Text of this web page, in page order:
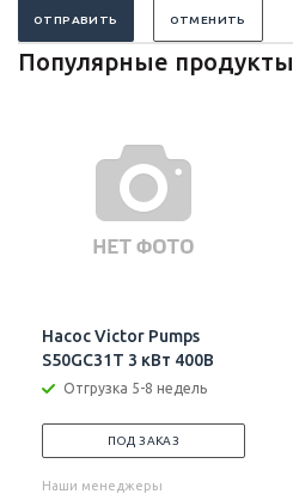
ОТПРАВИТЬ ОТМЕНИТЬ
Популярные продукты
Насос Victor Pumps
S50GC31T 3 кВт 400В
Отгрузка 5-8 недель
ПОД ЗАКАЗ
Наши менеджеры